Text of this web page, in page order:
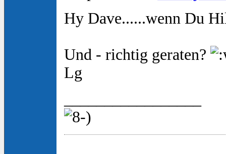
Hy Dave......wenn Du
Und - richtig geraten?
Lg